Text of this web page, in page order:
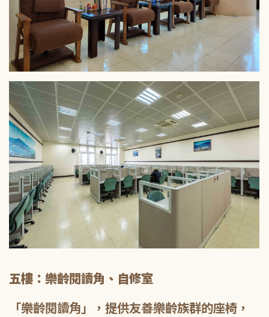
五樓：樂齡閱讀角、自修室
「樂齡閱讀角」，提供友善樂齡族群的座椅，